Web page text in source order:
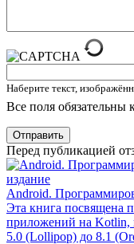
Наберите текст,
Все поля обязательны
Отправить
Перед публикацией
Android.
Эта книга посвящена
приложений на Kotlin,
5.0 (Lollipop) до 8.1